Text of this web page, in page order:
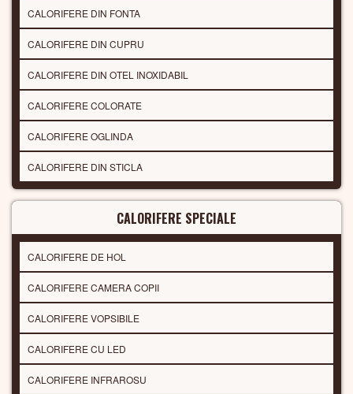
CALORIFERE DIN FONTA
CALORIFERE DIN CUPRU
CALORIFERE DIN OTEL INOXIDABIL
CALORIFERE COLORATE
CALORIFERE OGLINDA
CALORIFERE DIN STICLA
CALORIFERE SPECIALE
CALORIFERE DE HOL
CALORIFERE CAMERA COPII
CALORIFERE VOPSIBILE
CALORIFERE CU LED
CALORIFERE INFRAROSU